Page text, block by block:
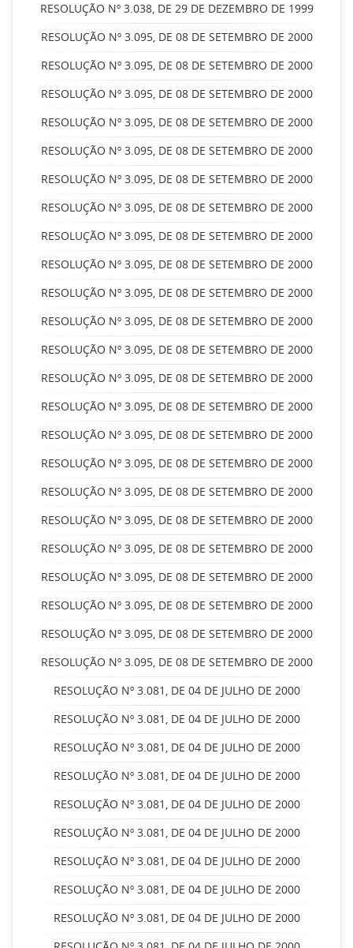
RESOLUÇÃO Nº 3.038, DE 29 DE DEZEMBRO DE 1999
RESOLUÇÃO Nº 3.095, DE 08 DE SETEMBRO DE 2000
RESOLUÇÃO Nº 3.095, DE 08 DE SETEMBRO DE 2000
RESOLUÇÃO Nº 3.095, DE 08 DE SETEMBRO DE 2000
RESOLUÇÃO Nº 3.095, DE 08 DE SETEMBRO DE 2000
RESOLUÇÃO Nº 3.095, DE 08 DE SETEMBRO DE 2000
RESOLUÇÃO Nº 3.095, DE 08 DE SETEMBRO DE 2000
RESOLUÇÃO Nº 3.095, DE 08 DE SETEMBRO DE 2000
RESOLUÇÃO Nº 3.095, DE 08 DE SETEMBRO DE 2000
RESOLUÇÃO Nº 3.095, DE 08 DE SETEMBRO DE 2000
RESOLUÇÃO Nº 3.095, DE 08 DE SETEMBRO DE 2000
RESOLUÇÃO Nº 3.095, DE 08 DE SETEMBRO DE 2000
RESOLUÇÃO Nº 3.095, DE 08 DE SETEMBRO DE 2000
RESOLUÇÃO Nº 3.095, DE 08 DE SETEMBRO DE 2000
RESOLUÇÃO Nº 3.095, DE 08 DE SETEMBRO DE 2000
RESOLUÇÃO Nº 3.095, DE 08 DE SETEMBRO DE 2000
RESOLUÇÃO Nº 3.095, DE 08 DE SETEMBRO DE 2000
RESOLUÇÃO Nº 3.095, DE 08 DE SETEMBRO DE 2000
RESOLUÇÃO Nº 3.095, DE 08 DE SETEMBRO DE 2000
RESOLUÇÃO Nº 3.095, DE 08 DE SETEMBRO DE 2000
RESOLUÇÃO Nº 3.095, DE 08 DE SETEMBRO DE 2000
RESOLUÇÃO Nº 3.095, DE 08 DE SETEMBRO DE 2000
RESOLUÇÃO Nº 3.095, DE 08 DE SETEMBRO DE 2000
RESOLUÇÃO Nº 3.095, DE 08 DE SETEMBRO DE 2000
RESOLUÇÃO Nº 3.081, DE 04 DE JULHO DE 2000
RESOLUÇÃO Nº 3.081, DE 04 DE JULHO DE 2000
RESOLUÇÃO Nº 3.081, DE 04 DE JULHO DE 2000
RESOLUÇÃO Nº 3.081, DE 04 DE JULHO DE 2000
RESOLUÇÃO Nº 3.081, DE 04 DE JULHO DE 2000
RESOLUÇÃO Nº 3.081, DE 04 DE JULHO DE 2000
RESOLUÇÃO Nº 3.081, DE 04 DE JULHO DE 2000
RESOLUÇÃO Nº 3.081, DE 04 DE JULHO DE 2000
RESOLUÇÃO Nº 3.081, DE 04 DE JULHO DE 2000